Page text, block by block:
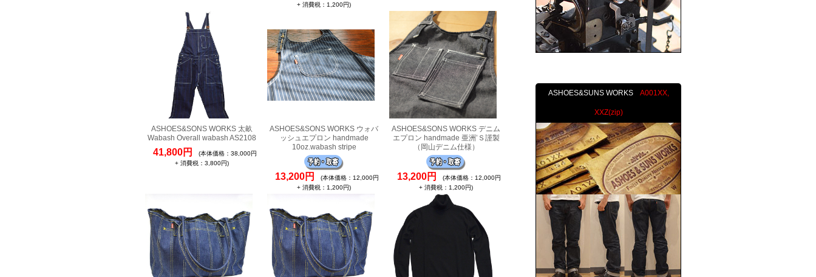
+ 消費税：1,200円)
ASHOES&SONS WORKS 太畝
Wabash Overall wabash AS2108
41,800円
(本体価格：38,000円
+ 消費税：3,800円)
ASHOES&SONS WORKS ウォバ
ッシュエプロン handmade
10oz.wabash stripe
13,200円
(本体価格：12,000円
+ 消費税：1,200円)
ASHOES&SONS WORKS デニム
エプロン handmade 亜洲’Ｓ謹製
（岡山デニム仕様）
13,200円
(本体価格：12,000円
+ 消費税：1,200円)
ASHOES&SUNS WORKS A001XX,
XXZ(zip)